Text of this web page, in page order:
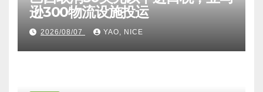
逊300物流设施投运
2026/08/07 YAO, NICE